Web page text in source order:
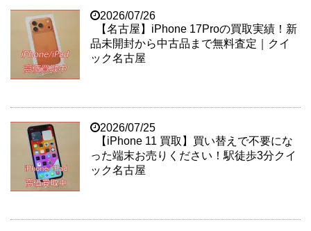
2026/07/26
【名古屋】iPhone 17Proの買取実績！新
品未開封から中古品まで無料査定｜クイ
ック名古屋
2026/07/25
【iPhone 11 買取】買い替えで不要にな
った端末お売りください！駅徒歩3分クイ
ック名古屋